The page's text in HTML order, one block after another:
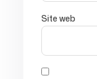
Site web